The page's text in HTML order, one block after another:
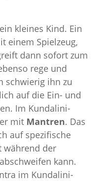
kleines Kind. Ein
einem Spielzeug,
dann sofort zum
rege und
schwierig ihn zu
auf die Ein- und
Im Kundalini-
mit Mantren. Das
auf spezifische
während der
kann.
im Kundalini-